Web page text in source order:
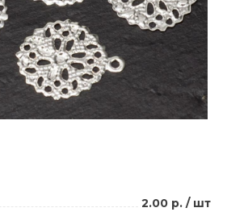
2.00 р. / шт